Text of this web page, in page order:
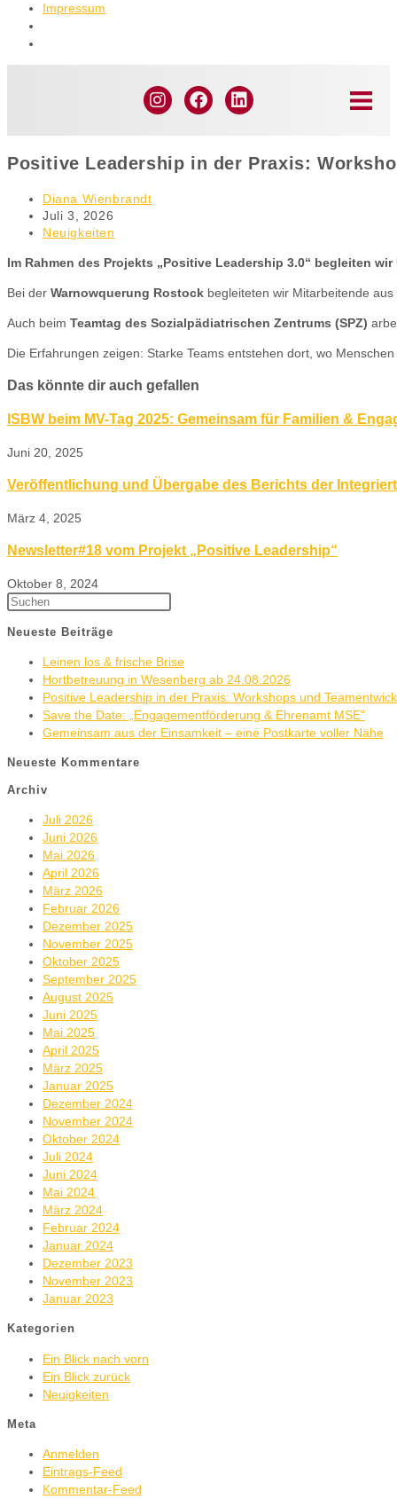
Impressum
Positive Leadership in der Praxis:
Diana Wienbrandt
Juli 3, 2026
Neuigkeiten
Im Rahmen des Projekts „Positive Leadership 3.0“ begleiten
Bei der Warnowquerung Rostock begleiteten wir Mitarbeitende
Auch beim Teamtag des Sozialpädiatrischen Zentrums (SPZ)
Die Erfahrungen zeigen: Starke Teams entstehen dort, wo
Das könnte dir auch gefallen
ISBW beim MV-Tag 2025: Gemeinsam für Familien &
Juni 20, 2025
Veröffentlichung und Übergabe des Berichts der
März 4, 2025
Newsletter#18 vom Projekt „Positive Leadership“
Oktober 8, 2024
Neueste Beiträge
Leinen los & frische Brise
Hortbetreuung in Wesenberg ab 24.08.2026
Positive Leadership in der Praxis: Workshops und
Save the Date: „Engagementförderung & Ehrenamt MSE“
Gemeinsam aus der Einsamkeit – eine Postkarte voller Nähe
Neueste Kommentare
Archiv
Juli 2026
Juni 2026
Mai 2026
April 2026
März 2026
Februar 2026
Dezember 2025
November 2025
Oktober 2025
September 2025
August 2025
Juni 2025
Mai 2025
April 2025
März 2025
Januar 2025
Dezember 2024
November 2024
Oktober 2024
Juli 2024
Juni 2024
Mai 2024
März 2024
Februar 2024
Januar 2024
Dezember 2023
November 2023
Januar 2023
Kategorien
Ein Blick nach vorn
Ein Blick zurück
Neuigkeiten
Meta
Anmelden
Eintrags-Feed
Kommentar-Feed